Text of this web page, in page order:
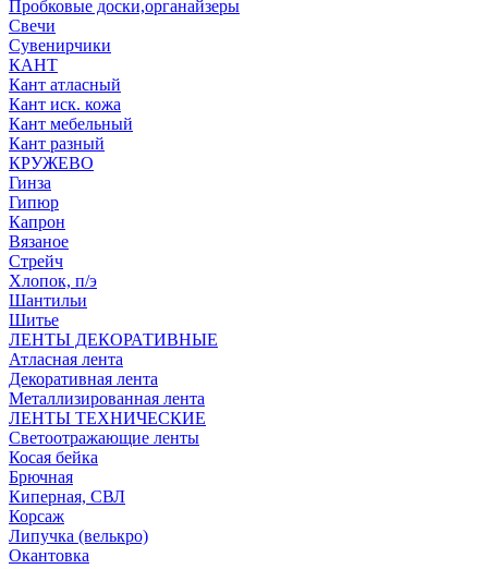
Пробковые доски,органайзеры
Свечи
Сувенирчики
КАНТ
Кант атласный
Кант иск. кожа
Кант мебельный
Кант разный
КРУЖЕВО
Гинза
Гипюр
Капрон
Вязаное
Стрейч
Хлопок, п/э
Шантильи
Шитье
ЛЕНТЫ ДЕКОРАТИВНЫЕ
Атласная лента
Декоративная лента
Металлизированная лента
ЛЕНТЫ ТЕХНИЧЕСКИЕ
Светоотражающие ленты
Косая бейка
Брючная
Киперная, СВЛ
Корсаж
Липучка (велькро)
Окантовка